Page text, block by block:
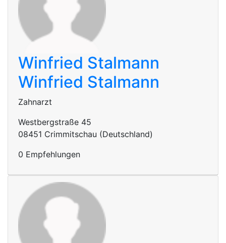
Winfried Stalmann
Winfried Stalmann
Zahnarzt
Westbergstraße 45
08451 Crimmitschau (Deutschland)
0 Empfehlungen